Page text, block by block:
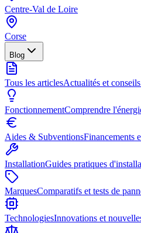
Centre-Val de Loire
Corse
Blog
Tous les articlesActualités et
FonctionnementComprendre
Aides & SubventionsFinancements
InstallationGuides pratiques
MarquesComparatifs et tests de
TechnologiesInnovations et